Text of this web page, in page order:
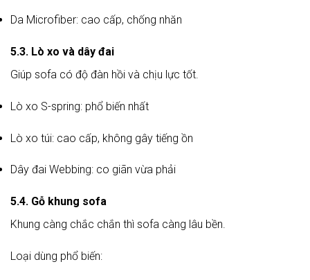
Da Microfiber: cao cấp, chống nhăn
5.3. Lò xo và dây đai
Giúp sofa có độ đàn hồi và chịu lực tốt.
Lò xo S-spring: phổ biến nhất
Lò xo túi: cao cấp, không gây tiếng ồn
Dây đai Webbing: co giãn vừa phải
5.4. Gỗ khung sofa
Khung càng chắc chắn thì sofa càng lâu bền.
Loại dùng phổ biến: